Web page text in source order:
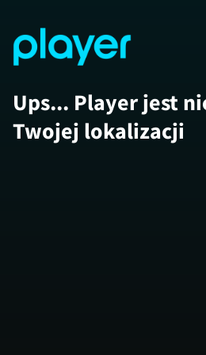
Ups... Player jest
Twojej lokalizacji